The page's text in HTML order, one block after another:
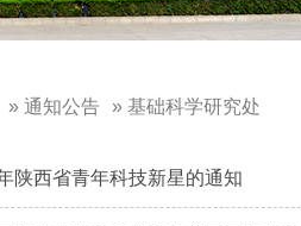
» 通知公告 » 基础科学研究处
陕西省青年科技新星的通知